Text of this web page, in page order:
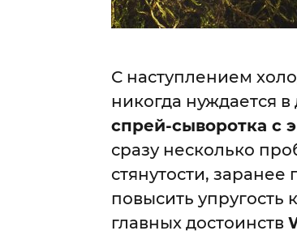
С наступлением
никогда нуждается
спрей-сыворотка с
сразу несколько
стянутости,
повысить
главных достоинств